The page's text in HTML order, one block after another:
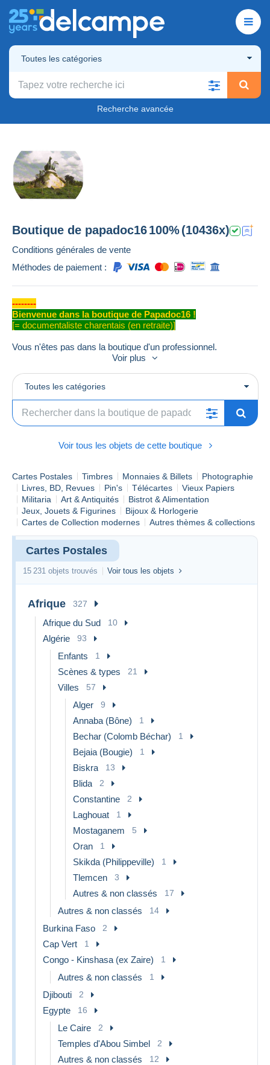
Toutes les catégories
Recherche avancée
Boutique de papadoc16100%(10436x)
Conditions générales de vente
Méthodes de paiement :
--------
Bienvenue dans la boutique de Papadoc16 !
[= documentaliste charentais (en retraite)]
Vous n'êtes pas dans la boutique d'un professionnel.
Mes descriptions sont aussi précises que possible et les
des objets mis en vente.
Bonnes enchères !
------------------------
Offres inférieures ou groupées
N'hésitez pas à me faire une offre raisonnable(pas plus de
Je ne garantis pas qu'elle sera acceptée, mais je répondrai à
chaque offre.
-----------------------------
Voir plus
Toutes les catégories
Voir tous les objets de cette boutique
Cartes Postales Timbres Monnaies & Billets
Photographie
Livres, BD, Revues
Pin's Télécartes
Vieux Papiers
Militaria
Art & Antiquités
Bistrot & Alimentation
Jeux, Jouets & Figurines
Bijoux & Horlogerie
Cartes de Collection modernes
Autres thèmes & collections
Cartes Postales
15 231 objets trouvés Voir tous les objets
Afrique 327
Afrique du Sud 10
Algérie 93
Enfants 1
Scènes & types 21
Villes 57
Alger 9
Annaba (Bône) 1
Bechar (Colomb Béchar) 1
Bejaia (Bougie) 1
Biskra 13
Blida 2
Constantine 2
Laghouat 1
Mostaganem 5
Oran 1
Skikda (Philippeville) 1
Tlemcen 3
Autres & non classés 17
Autres & non classés 14
Burkina Faso 2
Cap Vert 1
Congo - Kinshasa (ex Zaire) 1
Autres & non classés 1
Djibouti 2
Egypte 16
Le Caire 2
Temples d'Abou Simbel 2
Autres & non classés 12